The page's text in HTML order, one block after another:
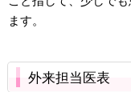
ます。
外来担当医表